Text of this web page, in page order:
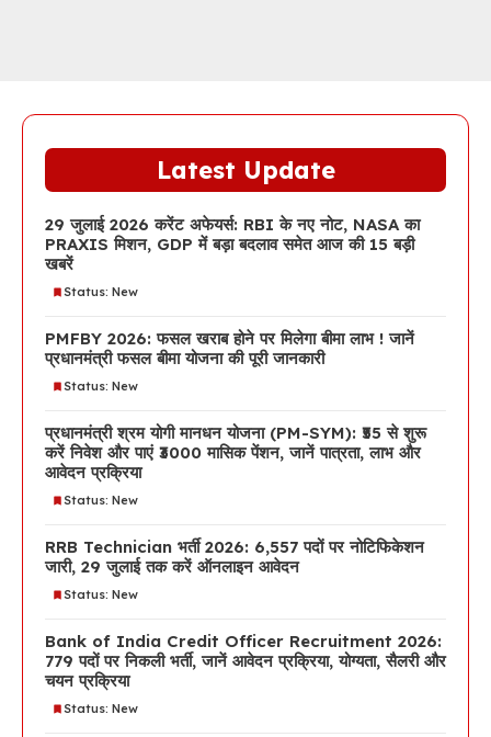
Latest Update
29 जुलाई 2026 करेंट अफेयर्स: RBI के नए नोट, NASA का
PRAXIS मिशन, GDP में बड़ा बदलाव समेत आज की 15 बड़ी
खबरें
Status: New
PMFBY 2026: फसल खराब होने पर मिलेगा बीमा लाभ ! जानें
प्रधानमंत्री फसल बीमा योजना की पूरी जानकारी
Status: New
प्रधानमंत्री श्रम योगी मानधन योजना (PM-SYM): ₹55 से शुरू
करें निवेश और पाएं ₹3000 मासिक पेंशन, जानें पात्रता, लाभ और
आवेदन प्रक्रिया
Status: New
RRB Technician भर्ती 2026: 6,557 पदों पर नोटिफिकेशन
जारी, 29 जुलाई तक करें ऑनलाइन आवेदन
Status: New
Bank of India Credit Officer Recruitment 2026:
779 पदों पर निकली भर्ती, जानें आवेदन प्रक्रिया, योग्यता, सैलरी और
चयन प्रक्रिया
Status: New